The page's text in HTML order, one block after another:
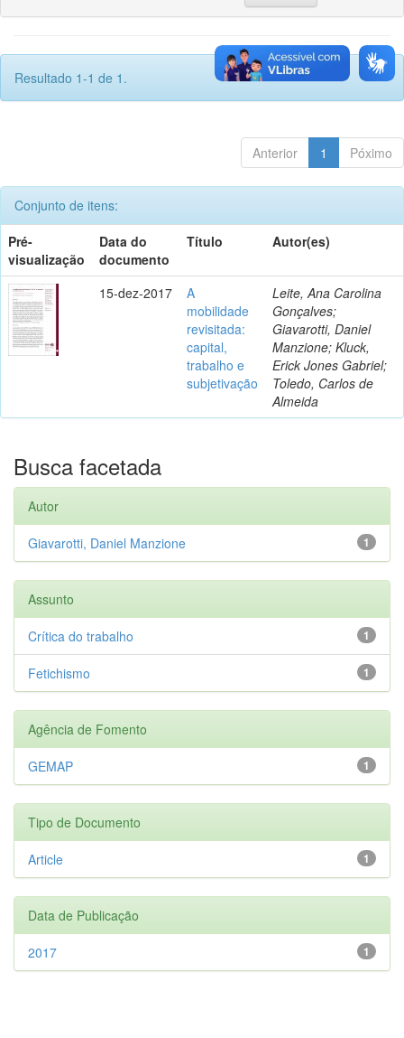
Resultado 1-1 de 1.
Anterior 1 Póximo
Conjunto de itens:
Pré-
visualização
Data do
documento
Título Autor(es)
15-dez-2017
A
mobilidade
revisitada:
capital,
trabalho e
subjetivação
Leite, Ana Carolina
Gonçalves;
Giavarotti, Daniel
Manzione; Kluck,
Erick Jones Gabriel;
Toledo, Carlos de
Almeida
Busca facetada
Autor
1
Giavarotti, Daniel Manzione
Assunto
1
Crítica do trabalho
1
Fetichismo
Agência de Fomento
1
GEMAP
Tipo de Documento
1
Article
Data de Publicação
1
2017